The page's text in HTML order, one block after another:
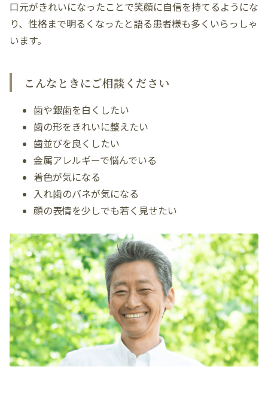
口元がきれいになったことで笑顔に自信を持てるようにな
り、性格まで明るくなったと語る患者様も多くいらっしゃ
います。
こんなときにご相談ください
歯や銀歯を白くしたい
歯の形をきれいに整えたい
歯並びを良くしたい
金属アレルギーで悩んでいる
着色が気になる
入れ歯のバネが気になる
顔の表情を少しでも若く見せたい